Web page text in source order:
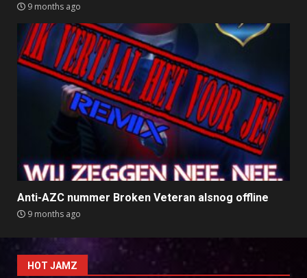
9 months ago
Anti-AZC nummer Broken Veteran alsnog offline
9 months ago
HOT JAMZ